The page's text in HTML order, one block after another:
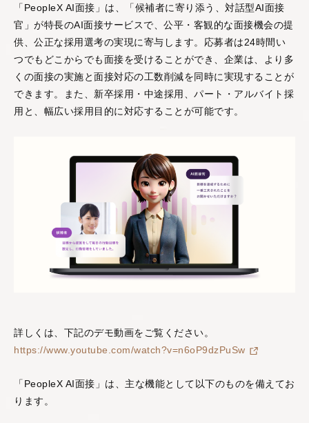
「PeopleX AI面接」は、「候補者に寄り添う、対話型AI面接
官」が特長のAI面接サービスで、公平・客観的な面接機会の提
供、公正な採用選考の実現に寄与します。応募者は24時間い
つでもどこからでも面接を受けることができ、企業は、より多
くの面接の実施と面接対応の工数削減を同時に実現することが
できます。また、新卒採用・中途採用、パート・アルバイト採
用と、幅広い採用目的に対応することが可能です。
詳しくは、下記のデモ動画をご覧ください。
https://www.youtube.com/watch?v=n6oP9dzPuSw
「PeopleX AI面接」は、主な機能として以下のものを備えてお
ります。